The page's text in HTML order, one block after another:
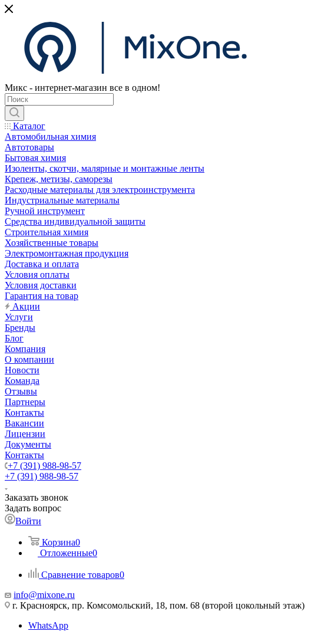
Микс - интернет-магазин все в одном!
Каталог
Автомобильная химия
Автотовары
Бытовая химия
Изоленты, скотчи, малярные и монтажные ленты
Крепеж, метизы, саморезы
Расходные материалы для электроинструмента
Индустриальные материалы
Ручной инструмент
Средства индивидуальной защиты
Строительная химия
Хозяйственные товары
Электромонтажная продукция
Доставка и оплата
Условия оплаты
Условия доставки
Гарантия на товар
Акции
Услуги
Бренды
Блог
Компания
О компании
Новости
Команда
Отзывы
Партнеры
Контакты
Вакансии
Лицензии
Документы
Контакты
+7 (391) 988-98-57
+7 (391) 988-98-57
Заказать звонок
Задать вопрос
Войти
Корзина0
Отложенные0
Сравнение товаров0
info@mixone.ru
г. Красноярск, пр. Комсомольский, 18, пом. 68 (второй цокольный этаж)
WhatsApp